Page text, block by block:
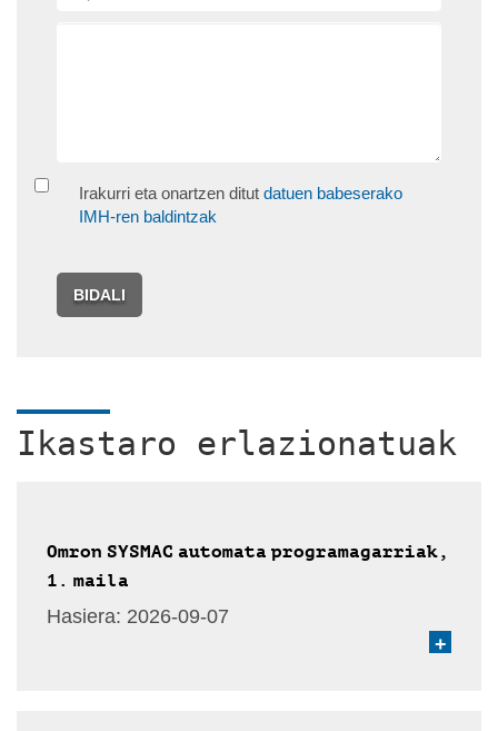
Irakurri eta onartzen ditut datuen babeserako
IMH-ren baldintzak
BIDALI
Ikastaro erlazionatuak
Omron SYSMAC automata programagarriak,
1. maila
Hasiera: 2026-09-07
+